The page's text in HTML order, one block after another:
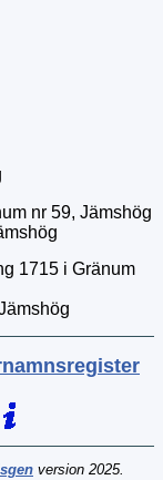
nr 59, Jämshög
1715 i Gränum
version 2025.